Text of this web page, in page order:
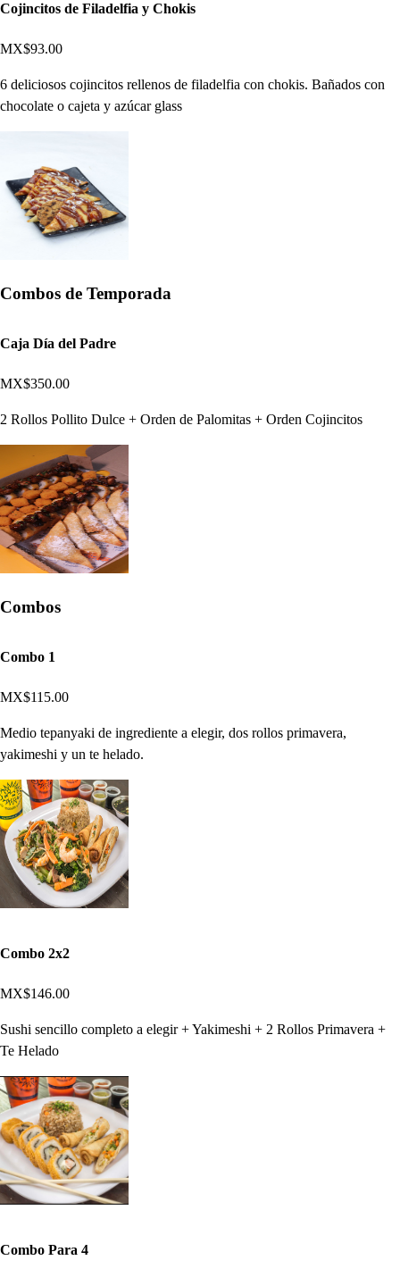
Cojincitos de Filadelfia y Chokis
MX$93.00
6 deliciosos cojincitos rellenos de filadelfia con chokis. Bañados con
chocolate o cajeta y azúcar glass
Combos de Temporada
Caja Día del Padre
MX$350.00
2 Rollos Pollito Dulce + Orden de Palomitas + Orden Cojincitos
Combos
Combo 1
MX$115.00
Medio tepanyaki de ingrediente a elegir, dos rollos primavera,
yakimeshi y un te helado.
Combo 2x2
MX$146.00
Sushi sencillo completo a elegir + Yakimeshi + 2 Rollos Primavera +
Te Helado
Combo Para 4